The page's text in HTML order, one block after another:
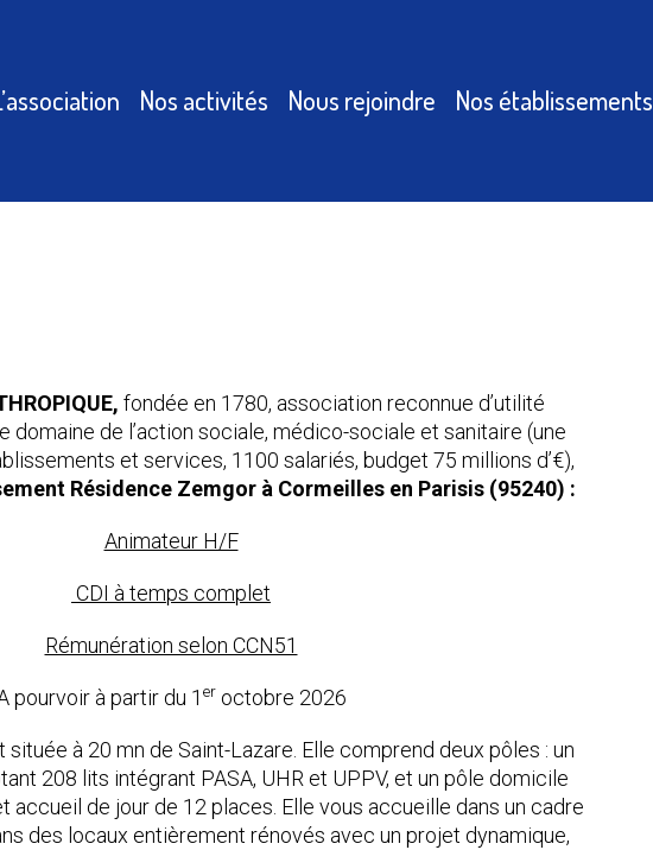
Nos activités Nous rejoindre Nos établissements
fondée en 1780, association reconnue d’utilité
domaine de l’action sociale, médico-sociale et sanitaire (une
et services, 1100 salariés, budget 75 millions d’€),
Résidence Zemgor à Cormeilles en Parisis (95240) :
Animateur H/F
CDI à temps complet
Rémunération selon CCN51
pourvoir à partir du 1 eroctobre 2026
à 20 mn de Saint-Lazare. Elle comprend deux pôles : un
208 lits intégrant PASA, UHR et UPPV, et un pôle domicile
de jour de 12 places. Elle vous accueille dans un cadre
des locaux entièrement rénovés avec un projet dynamique,